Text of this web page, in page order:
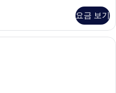
요금 보기
객실 내 금고, 책상, 암막 커튼, 방음 설비